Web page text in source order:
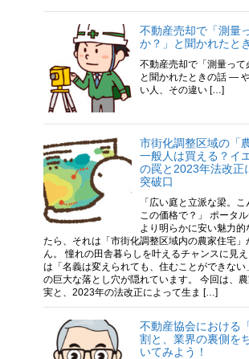
不動産売却で「測量
か？」と聞かれたと
不動産売却で「測量って
と聞かれたときの話 ―
い人、その違い […]
市街化調整区域の「
一般人は買える？イ
の罠と2023年法改正
突破口
「広い庭と立派な梁。
この価格で？」 ポータ
より明らかに安い魅力的
たら、それは「市街化調整区域内の農家住宅」
ん。 憧れの田舎暮らしを叶えるチャンスに見
は「名義は変えられても、住むことができない
の巨大な落とし穴が隠れています。 今回は、
実と、2023年の法改正によって生ま […]
不動産協会における
割と、業界の裏側を
いてみよう！